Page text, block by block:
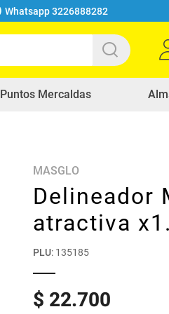
Whatsapp 3226888282
Puntos Mercaldas
MASGLO
Delineador
atractiva
PLU: 135185
$ 22.700